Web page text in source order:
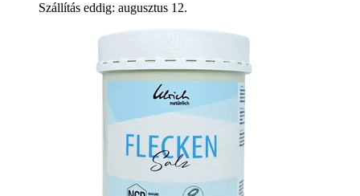
Szállítás eddig: augusztus 12.